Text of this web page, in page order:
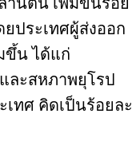
ยประเทศผู้ส่งออก
ขึ้น ได้แก่
ละสหภาพยุโรป
ทศ คิดเป็นร้อยละ